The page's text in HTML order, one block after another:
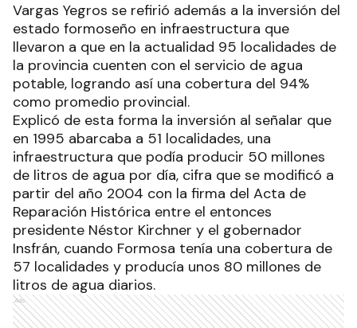
Vargas Yegros se refirió además a la inversión del
estado formoseño en infraestructura que
llevaron a que en la actualidad 95 localidades de
la provincia cuenten con el servicio de agua
potable, logrando así una cobertura del 94%
como promedio provincial.
Explicó de esta forma la inversión al señalar que
en 1995 abarcaba a 51 localidades, una
infraestructura que podía producir 50 millones
de litros de agua por día, cifra que se modificó a
partir del año 2004 con la firma del Acta de
Reparación Histórica entre el entonces
presidente Néstor Kirchner y el gobernador
Insfrán, cuando Formosa tenía una cobertura de
57 localidades y producía unos 80 millones de
litros de agua diarios.
Ads